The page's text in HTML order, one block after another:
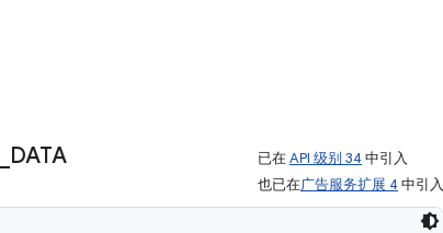
DATA 已在API 级别 34 中引入
也已在广告服务扩展 4 中引入